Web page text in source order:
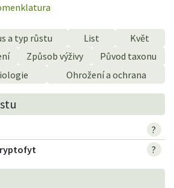
a typ růstu List
Květ
Způsob výživy
Původ taxonu
Ohrožení a ochrana
?
?